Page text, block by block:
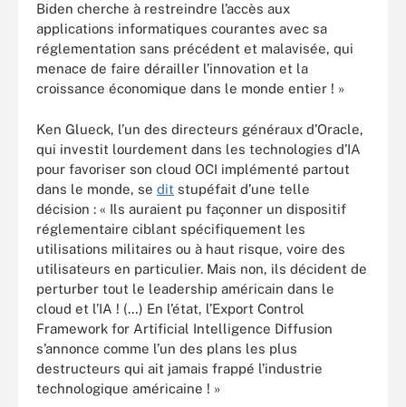
Biden cherche à restreindre l’accès aux
applications informatiques courantes avec sa
réglementation sans précédent et malavisée, qui
menace de faire dérailler l’innovation et la
croissance économique dans le monde entier ! »
Ken Glueck, l’un des directeurs généraux d’Oracle,
qui investit lourdement dans les technologies d’IA
pour favoriser son cloud OCI implémenté partout
dans le monde, se dit stupéfait d’une telle
décision : « Ils auraient pu façonner un dispositif
réglementaire ciblant spécifiquement les
utilisations militaires ou à haut risque, voire des
utilisateurs en particulier. Mais non, ils décident de
perturber tout le leadership américain dans le
cloud et l’IA ! (…) En l’état, l’Export Control
Framework for Artificial Intelligence Diffusion
s’annonce comme l’un des plans les plus
destructeurs qui ait jamais frappé l’industrie
technologique américaine ! »